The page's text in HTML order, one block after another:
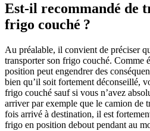
Est-il recommandé de
frigo couché ?
Au préalable, il convient de préciser
transporter son frigo couché. Comme
position peut engendrer des
bien qu’il soit fortement déconseillé,
frigo couché sauf si vous n’avez
arriver par exemple que le camion de
fois arrivé à destination, il est
frigo en position debout pendant au